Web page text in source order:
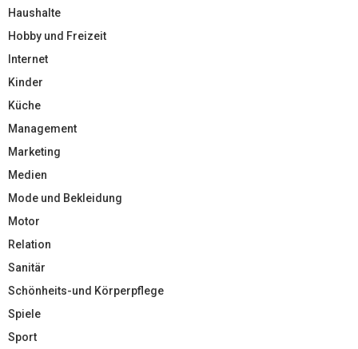
Haushalte
Hobby und Freizeit
Internet
Kinder
Küche
Management
Marketing
Medien
Mode und Bekleidung
Motor
Relation
Sanitär
Schönheits-und Körperpflege
Spiele
Sport